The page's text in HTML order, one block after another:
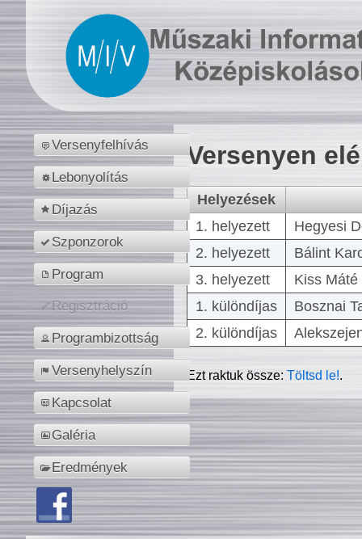
Versenyfelhívás
Lebonyolítás
Díjazás
Szponzorok
Program
Regisztráció
Programbizottság
Versenyhelyszín
Kapcsolat
Galéria
Eredmények
Versenyen
Helyezések
1. helyezett
Hegyesi
2. helyezett
Bálint
3. helyezett
Kiss
1. különdíjas
Bosznai
2. különdíjas
Ezt raktuk össze:Töltsd le!.